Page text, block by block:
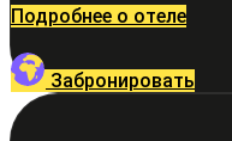
Подробнее о отеле
Забронировать